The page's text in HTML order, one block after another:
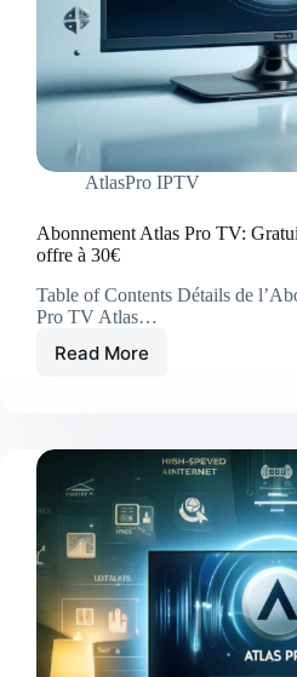
AtlasPro IPTV
Abonnement Atlas Pro TV:
offre à 30€
Table of Contents Détails de
Pro TV Atlas…
Read MoreAbonnement
Gratuit
Test
et
super
offre
à
30€